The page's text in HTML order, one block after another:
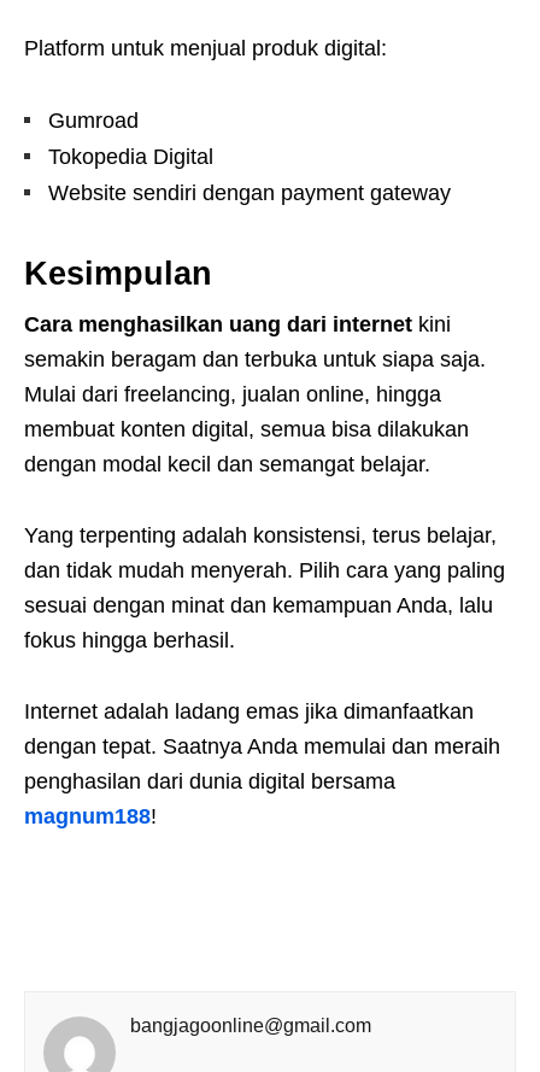
Platform untuk menjual produk digital:
Gumroad
Tokopedia Digital
Website sendiri dengan payment gateway
Kesimpulan
Cara menghasilkan uang dari internet kini
semakin beragam dan terbuka untuk siapa saja.
Mulai dari freelancing, jualan online, hingga
membuat konten digital, semua bisa dilakukan
dengan modal kecil dan semangat belajar.
Yang terpenting adalah konsistensi, terus belajar,
dan tidak mudah menyerah. Pilih cara yang paling
sesuai dengan minat dan kemampuan Anda, lalu
fokus hingga berhasil.
Internet adalah ladang emas jika dimanfaatkan
dengan tepat. Saatnya Anda memulai dan meraih
penghasilan dari dunia digital bersama
magnum188!
bangjagoonline@gmail.com